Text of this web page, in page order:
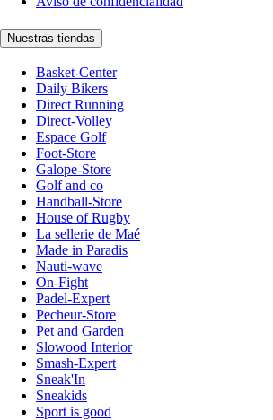
Nuestras tiendas
Basket-Center
Daily Bikers
Direct Running
Direct-Volley
Espace Golf
Foot-Store
Galope-Store
Golf and co
Handball-Store
House of Rugby
La sellerie de Maé
Made in Paradis
Nauti-wave
On-Fight
Padel-Expert
Pecheur-Store
Pet and Garden
Slowood Interior
Smash-Expert
Sneak'In
Sneakids
Sport is good